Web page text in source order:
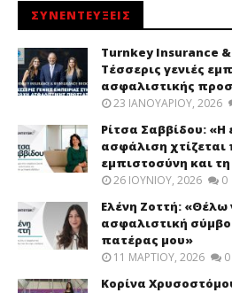
ΣΥΝΕΝΤΕΥΞΕΙΣ
Turnkey Insurance
Τέσσερις γενιές
ασφαλιστικής
23 ΙΑΝΟΥΑΡΊΟΥ, 2026
Ρίτσα Σαββίδου: «Η
ασφάλιση
εμπιστοσύνη και
26 ΙΟΥΝΊΟΥ, 2026 0
Ελένη Ζοττή: «Θέλω
ασφαλιστική
πατέρας μου»
11 ΜΑΡΤΊΟΥ, 2026 0
Κορίνα